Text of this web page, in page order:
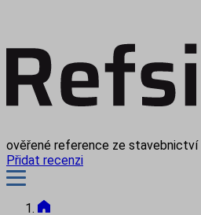
ověřené reference ze stavebnictví
Přidat recenzi